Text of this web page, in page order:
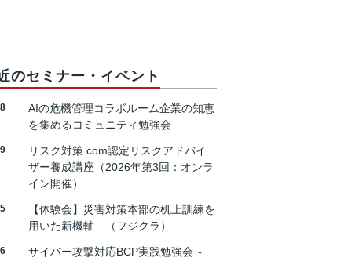
のセミナー・イベント
AIの危機管理コラボルーム企業の知恵
を集めるコミュニティ勉強会
リスク対策.com認定リスクアドバイ
ザー養成講座（2026年第3回：オンラ
イン開催）
【体験会】災害対策本部の机上訓練を
用いた新機軸 （フジクラ）
サイバー攻撃対応BCP実践勉強会～